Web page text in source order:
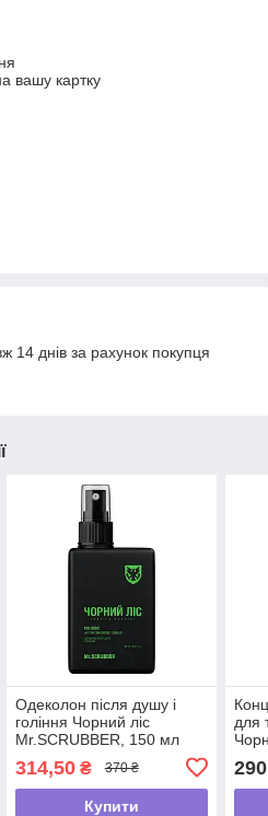
вашу картку
14 днів за рахунок покупця
Одеколон після душу і
гоління Чорний ліс
Mr.SCRUBBER, 150 мл
314,50₴ 370 ₴
Купити
для
290